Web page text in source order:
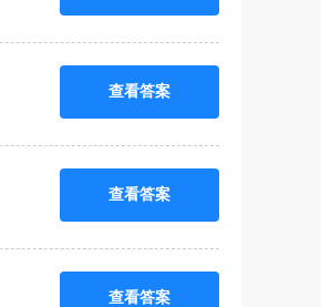
查看答案
查看答案
查看答案